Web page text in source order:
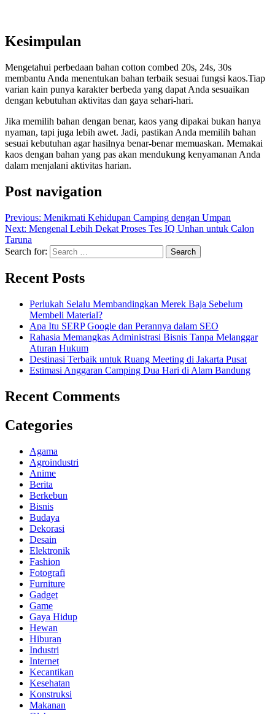
Kesimpulan
Mengetahui perbedaan bahan cotton combed 20s, 24s, 30s
membantu Anda menentukan bahan terbaik sesuai fungsi kaos.Tiap
varian kain punya karakter berbeda yang dapat Anda sesuaikan
dengan kebutuhan aktivitas dan gaya sehari-hari.
Jika memilih bahan dengan benar, kaos yang dipakai bukan hanya
nyaman, tapi juga lebih awet. Jadi, pastikan Anda memilih bahan
sesuai kebutuhan agar hasilnya benar-benar memuaskan. Memakai
kaos dengan bahan yang pas akan mendukung kenyamanan Anda
dalam menjalani aktivitas harian.
Post navigation
Previous: Menikmati Kehidupan Camping dengan Umpan
Next: Mengenal Lebih Dekat Proses Tes IQ Unhan untuk Calon
Taruna
Search for:
Recent Posts
Perlukah Selalu Membandingkan Merek Baja Sebelum
Membeli Material?
Apa Itu SERP Google dan Perannya dalam SEO
Rahasia Memangkas Administrasi Bisnis Tanpa Melanggar
Aturan Hukum
Destinasi Terbaik untuk Ruang Meeting di Jakarta Pusat
Estimasi Anggaran Camping Dua Hari di Alam Bandung
Recent Comments
Categories
Agama
Agroindustri
Anime
Berita
Berkebun
Bisnis
Budaya
Dekorasi
Desain
Elektronik
Fashion
Fotografi
Furniture
Gadget
Game
Gaya Hidup
Hewan
Hiburan
Industri
Internet
Kecantikan
Kesehatan
Konstruksi
Makanan